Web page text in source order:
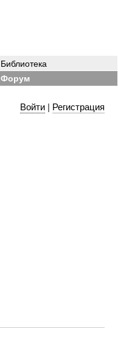
Библиотека
Форум
Войти| Регистрация